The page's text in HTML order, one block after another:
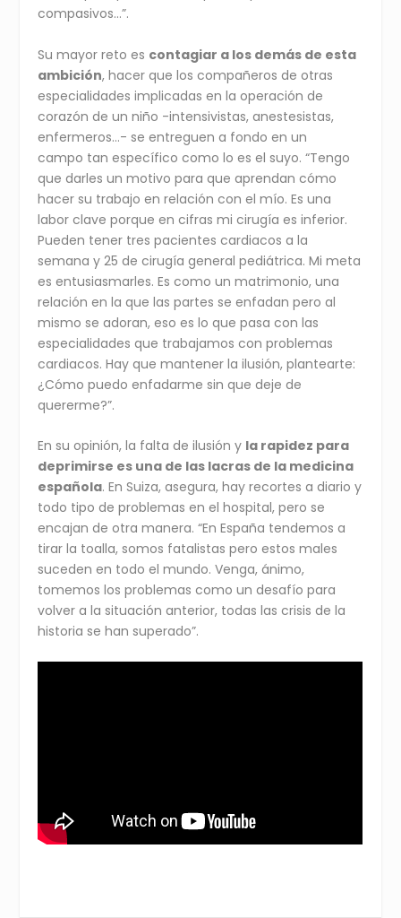
compasivos…”.
Su mayor reto es contagiar a los demás de esta
ambición, hacer que los compañeros de otras
especialidades implicadas en la operación de
corazón de un niño -intensivistas, anestesistas,
enfermeros…- se entreguen a fondo en un
campo tan específico como lo es el suyo. “Tengo
que darles un motivo para que aprendan cómo
hacer su trabajo en relación con el mío. Es una
labor clave porque en cifras mi cirugía es inferior.
Pueden tener tres pacientes cardiacos a la
semana y 25 de cirugía general pediátrica. Mi meta
es entusiasmarles. Es como un matrimonio, una
relación en la que las partes se enfadan pero al
mismo se adoran, eso es lo que pasa con las
especialidades que trabajamos con problemas
cardiacos. Hay que mantener la ilusión, plantearte:
¿Cómo puedo enfadarme sin que deje de
quererme?”.
En su opinión, la falta de ilusión y la rapidez para
deprimirse es una de las lacras de la medicina
española. En Suiza, asegura, hay recortes a diario y
todo tipo de problemas en el hospital, pero se
encajan de otra manera. “En España tendemos a
tirar la toalla, somos fatalistas pero estos males
suceden en todo el mundo. Venga, ánimo,
tomemos los problemas como un desafío para
volver a la situación anterior, todas las crisis de la
historia se han superado”.